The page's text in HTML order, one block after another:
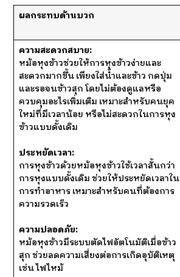
ผลกระทบด้านบวก
ความสะดวกสบาย:
หม้อหุงข้าวช่วยให้การหุงข้าวง่ายและ
สะดวกมากขึ้น เพียงใส่น้ำและข้าว กดปุ่ม
และรอจนข้าวสุก โดยไม่ต้องดูแลหรือ
ควบคุมอะไรเพิ่มเติม เหมาะสำหรับคนยุค
ใหม่ที่มีเวลาน้อย หรือไม่สะดวกในการหุง
ข้าวแบบดั้งเดิม
ประหยัดเวลา:
การหุงข้าวด้วยหม้อหุงข้าวใช้เวลาสั้นกว่า
การหุงแบบดั้งเดิม ช่วยให้ประหยัดเวลาใน
การทำอาหาร เหมาะสำหรับคนที่ต้องการ
ความรวดเร็ว
ความปลอดภัย:
หม้อหุงข้าวมีระบบตัดไฟอัตโนมัติเมื่อข้าว
สุก ช่วยลดความเสี่ยงต่อการเกิดอุบัติเหตุ
เช่น ไฟไหม้